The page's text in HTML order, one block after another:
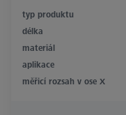
typ produktu
délka
materiál
aplikace
měřicí rozsah v ose X